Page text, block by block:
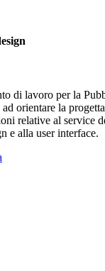
di lavoro per la
orientare la
relative al service
e alla user interface.